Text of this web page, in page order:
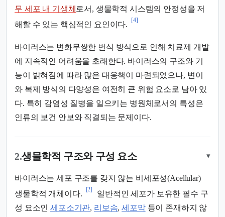
무 세포 내 기생체 로서, 생물학적 시스템의 안정성을 저
해할 수 있는 핵심적인 요인이다.
[4]
바이러스는 변화무쌍한 번식 방식으로 인해 치료제 개발
에 지속적인 어려움을 초래한다. 바이러스의 구조와 기
능이 밝혀짐에 따라 많은 대응책이 마련되었으나, 변이
와 복제 방식의 다양성은 여전히 큰 위험 요소로 남아 있
다. 특히 감염성 질병을 일으키는 병원체로서의 특성은
인류의 보건 안보와 직결되는 문제이다.
2.생물학적 구조와 구성 요소 ▾
바이러스는 세포 구조를 갖지 않는 비세포성(Acellular)
생물학적 개체이다.
[2]
일반적인 세포가 보유한 필수 구
성 요소인세포소기관, 리보솜,세포막등이 존재하지 않